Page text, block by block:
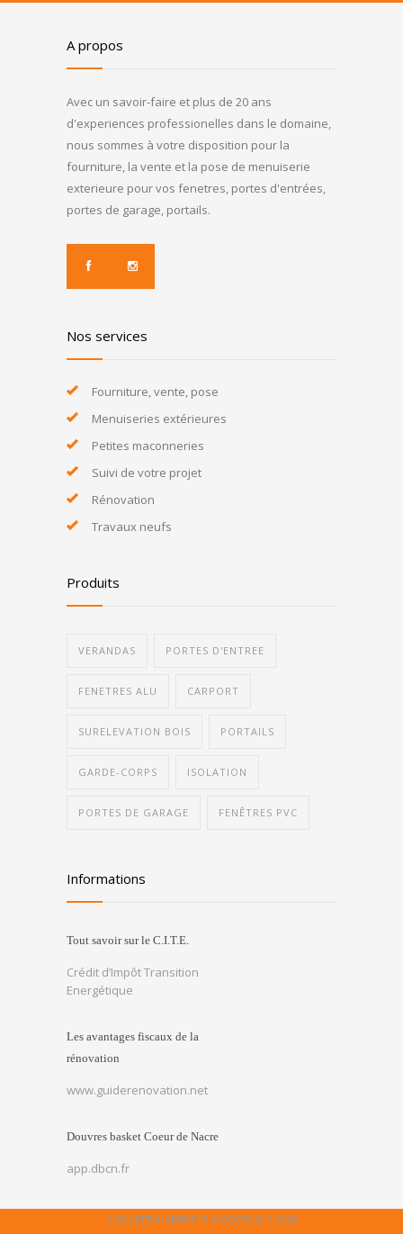
A propos
Avec un savoir-faire et plus de 20 ans
d'experiences professionelles dans le domaine,
nous sommes à votre disposition pour la
fourniture, la vente et la pose de menuiserie
exterieure pour vos fenetres, portes d'entrées,
portes de garage, portails.
Nos services
Fourniture, vente, pose
Menuiseries extérieures
Petites maconneries
Suivi de votre projet
Rénovation
Travaux neufs
Produits
VERANDAS PORTES D'ENTREE
FENETRES ALU CARPORT
SURELEVATION BOIS PORTAILS
GARDE-CORPS ISOLATION
PORTES DE GARAGE FENÊTRES PVC
Informations
Tout savoir sur le C.I.T.E.
Crédit d’Impôt Transition
Energétique
Les avantages fiscaux de la
rénovation
www.guiderenovation.net
Douvres basket Coeur de Nacre
app.dbcn.fr
CHOUETTE-HABITAT.FR © COPYRIGHT 2020